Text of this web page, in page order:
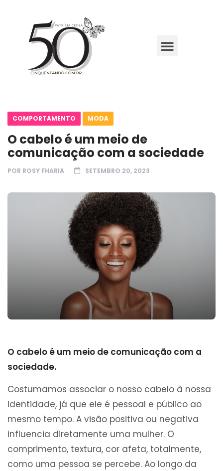
COMPORTAMENTO MODA
O cabelo é um meio de
comunicação com a sociedade
POR ROSY FHARIA SETEMBRO 20, 2023
O cabelo é um meio de comunicação com a
sociedade.
Costumamos associar o nosso cabelo à nossa
identidade, já que ele é pessoal e público ao
mesmo tempo. A visão positiva ou negativa
influencia diretamente uma mulher. O
comprimento, textura, cor afeta, totalmente,
como uma pessoa se percebe. Ao longo da